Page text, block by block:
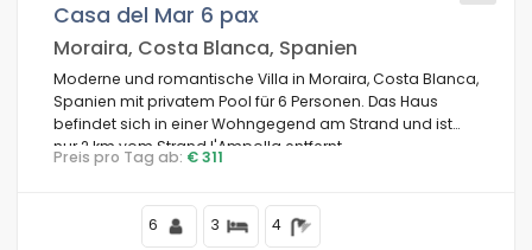
Casa del Mar 6 pax
Moraira, Costa Blanca, Spanien
Moderne und romantische Villa in Moraira, Costa Blanca,
Spanien mit privatem Pool für 6 Personen. Das Haus
befindet sich in einer Wohngegend am Strand und ist
nur 2 km vom Strand l'Ampolla entfernt.
Preis pro Tag ab: € 311
6 3 4